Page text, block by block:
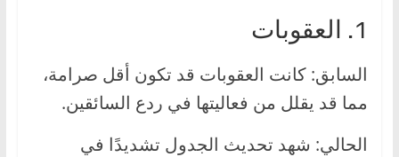
1. العقوبات
السابق: كانت العقوبات قد تكون أقل صرامة،
مما قد يقلل من فعاليتها في ردع السائقين.
الحالي: شهد تحديث الجدول تشديدًا في